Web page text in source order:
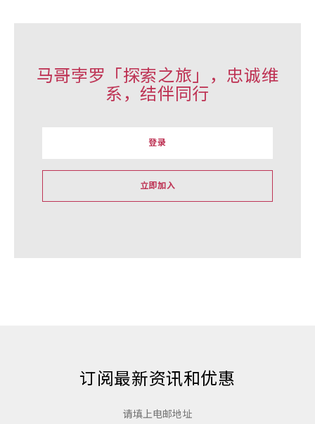
马哥孛罗「探索之旅」，忠诚维
系，结伴同行
登录
立即加入
订阅最新资讯和优惠